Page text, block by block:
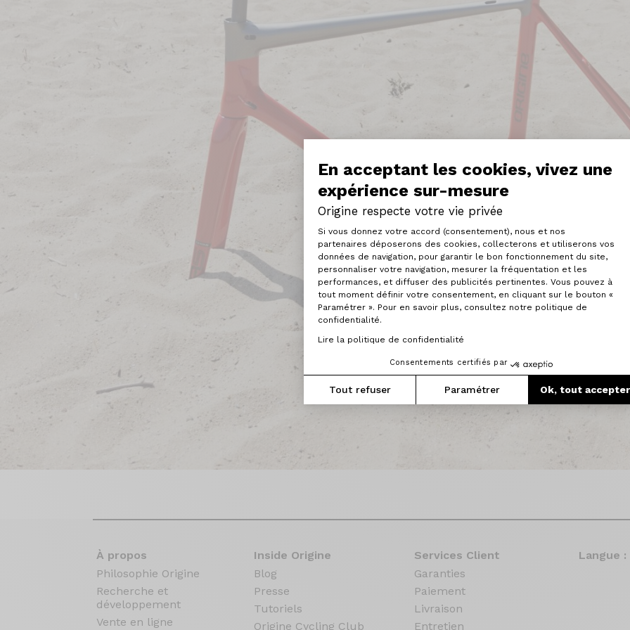
En acceptant les cookies, vivez une
expérience sur-mesure
Origine respecte votre vie privée
Plateforme de Gestion du
Si vous donnez votre accord (consentement), nous et nos
partenaires déposerons des cookies, collecterons et utiliserons vos
données de navigation, pour garantir le bon fonctionnement du site,
personnaliser votre navigation, mesurer la fréquentation et les
performances, et diffuser des publicités pertinentes. Vous pouvez à
tout moment définir votre consentement, en cliquant sur le bouton «
Paramétrer ». Pour en savoir plus, consultez notre politique de
confidentialité.
Lire la politique de confidentialité
Consentements certifiés par
Tout refuser Paramétrer Ok, tout accepter
Axeptio consent
À propos
Philosophie Origine
Recherche et
développement
Vente en ligne
Inside Origine
Blog
Presse
Tutoriels
Origine Cycling Club
Services Client
Garanties
Paiement
Livraison
Entretien
Langue :